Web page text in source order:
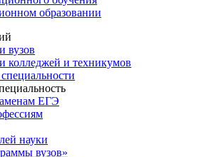
образовании
вузов
колледжей и техникумов
ЕГЭ
науки
вузов»